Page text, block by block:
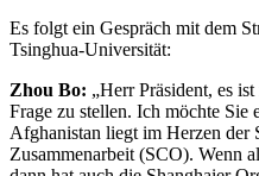
Es folgt ein Gespräch mit dem
Tsinghua-Universität:
Zhou Bo: „Herr Präsident, es
Frage zu stellen. Ich möchte Sie
Afghanistan liegt im Herzen der
Zusammenarbeit (SCO). Wenn